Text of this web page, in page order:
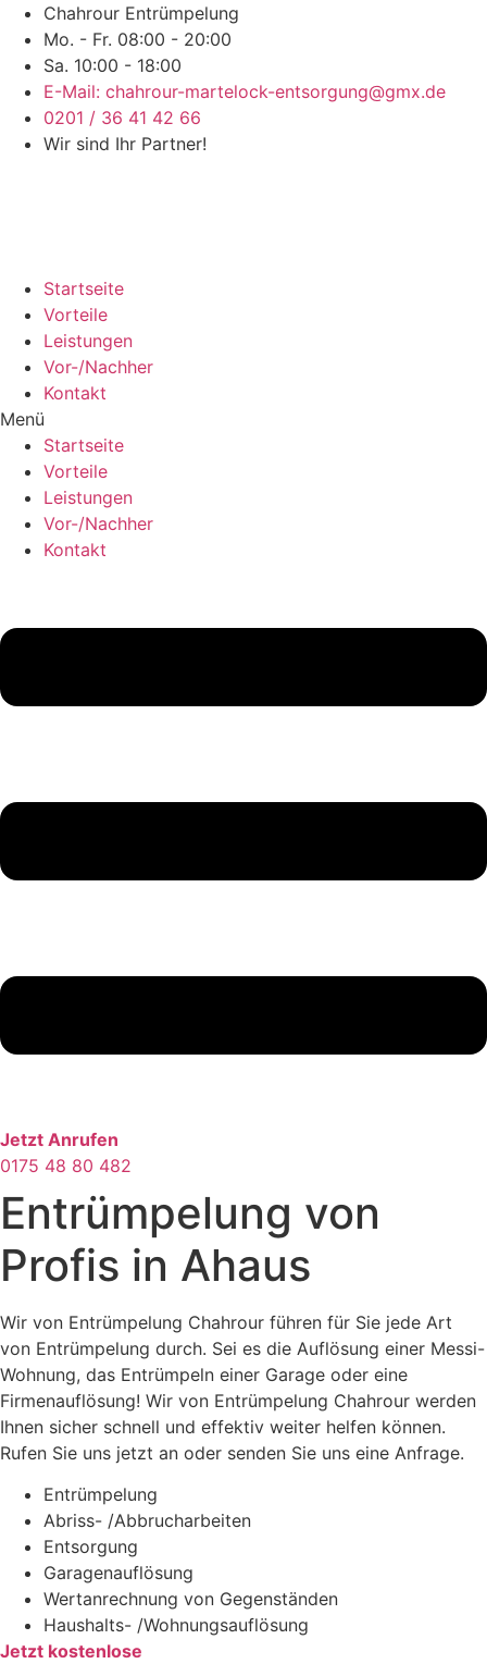
Chahrour Entrümpelung
Mo. - Fr. 08:00 - 20:00
Sa. 10:00 - 18:00
E-Mail: chahrour-martelock-entsorgung@gmx.de
0201 / 36 41 42 66
Wir sind Ihr Partner!
Startseite
Vorteile
Leistungen
Vor-/Nachher
Kontakt
Menü
Startseite
Vorteile
Leistungen
Vor-/Nachher
Kontakt
Jetzt Anrufen
0175 48 80 482
Entrümpelung von
Profis in Ahaus
Wir von Entrümpelung Chahrour führen für Sie jede Art
von Entrümpelung durch. Sei es die Auflösung einer Messi-
Wohnung, das Entrümpeln einer Garage oder eine
Firmenauflösung! Wir von Entrümpelung Chahrour werden
Ihnen sicher schnell und effektiv weiter helfen können.
Rufen Sie uns jetzt an oder senden Sie uns eine Anfrage.
Entrümpelung
Abriss- /Abbrucharbeiten
Entsorgung
Garagenauflösung
Wertanrechnung von Gegenständen
Haushalts- /Wohnungsauflösung
Jetzt kostenlose